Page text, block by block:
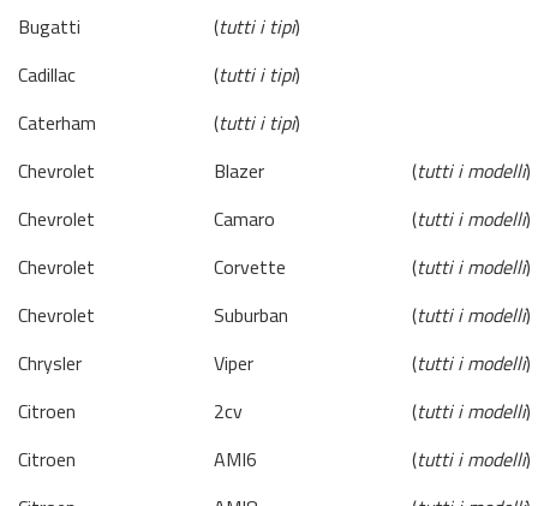
Bugatti (tutti i tipi)
Cadillac
(tutti i tipi)
Caterham
(tutti i tipi)
Chevrolet
Blazer (tutti i modelli)
Chevrolet
Camaro (tutti i modelli)
Chevrolet
Corvette (tutti i modelli)
Chevrolet
Suburban (tutti i modelli)
Chrysler
Viper (tutti i modelli)
Citroen
2cv (tutti i modelli)
Citroen
AMI6 (tutti i modelli)